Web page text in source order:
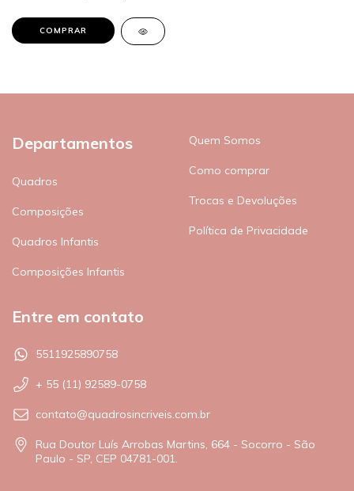
COMPRAR
Departamentos
Quadros
Composições
Quadros Infantis
Composições Infantis
Quem Somos
Como comprar
Trocas e Devoluções
Política de Privacidade
Entre em contato
5511925890758
+ 55 (11) 92589-0758
contato@quadrosincriveis.com.br
Rua Doutor Luís Arrobas Martins, 664 - Socorro - São
Paulo - SP, CEP 04781-001.